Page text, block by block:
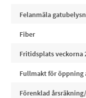
Felanmäla
Fiber
Fritidsplats veckorna
Fullmakt för öppning
Förenklad